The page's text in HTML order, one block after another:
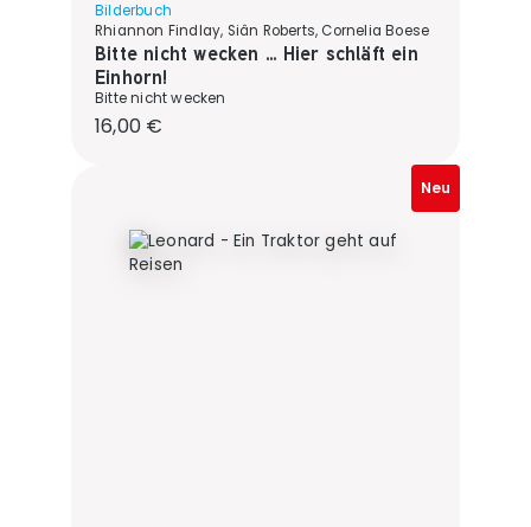
Bilderbuch
Rhiannon Findlay, Siân Roberts, Cornelia Boese
Bitte nicht wecken ... Hier schläft ein
Einhorn!
Bitte nicht wecken
Regulärer Preis:
16,00 €
Neu